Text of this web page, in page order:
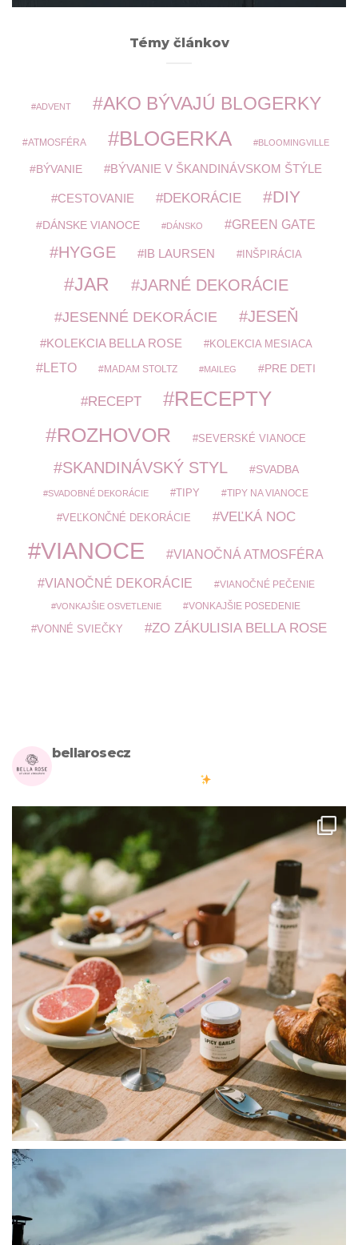
Témy článkov
ADVENT AKO BÝVAJÚ BLOGERKY
ATMOSFÉRA BLOGERKA BLOOMINGVILLE
BÝVANIE BÝVANIE V ŠKANDINÁVSKOM ŠTÝLE
CESTOVANIE DEKORÁCIE DIY
DÁNSKE VIANOCE DÁNSKO GREEN GATE
HYGGE IB LAURSEN INŠPIRÁCIA
JAR JARNÉ DEKORÁCIE
JESENNÉ DEKORÁCIE JESEŇ
KOLEKCIA BELLA ROSE KOLEKCIA MESIACA
LETO MADAM STOLTZ MAILEG PRE DETI
RECEPT
RECEPTY
ROZHOVOR
SEVERSKÉ VIANOCE
SKANDINÁVSKÝ STYL SVADBA
SVADOBNÉ DEKORÁCIE TIPY TIPY NA VIANOCE
VEĽKONČNÉ DEKORÁCIE VEĽKÁ NOC
VIANOCE VIANOČNÁ ATMOSFÉRA
VIANOČNÉ DEKORÁCIE VIANOČNÉ PEČENIE
VONKAJŠIE OSVETLENIE VONKAJŠIE POSEDENIE
VONNÉ SVIEČKY ZO ZÁKULISIA BELLA ROSE
bellarosecz